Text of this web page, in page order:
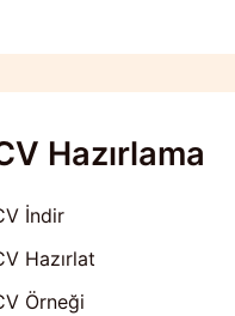
Hazırlama
İndir
Hazırlat
Örneği